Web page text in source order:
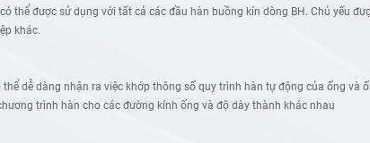
thể được sử dụng với tất cả các đầu hàn buồng kín dòng BH. Chủ yếu
khác.
dễ dàng nhận ra việc khớp thông số quy trình hàn tự động của ống và
trình hàn cho các đường kính ống và độ dày thành khác nhau